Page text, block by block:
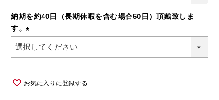
納期を約40日（長期休暇を含む場合50日）頂戴致しま
す。
(必
お気に入りに登録する